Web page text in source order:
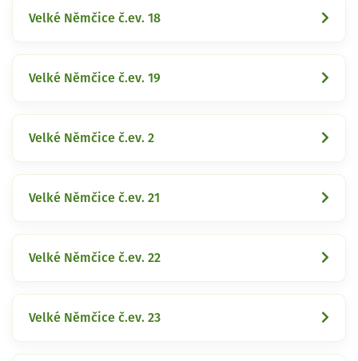
Velké Němčice č.ev. 18
Velké Němčice č.ev. 19
Velké Němčice č.ev. 2
Velké Němčice č.ev. 21
Velké Němčice č.ev. 22
Velké Němčice č.ev. 23